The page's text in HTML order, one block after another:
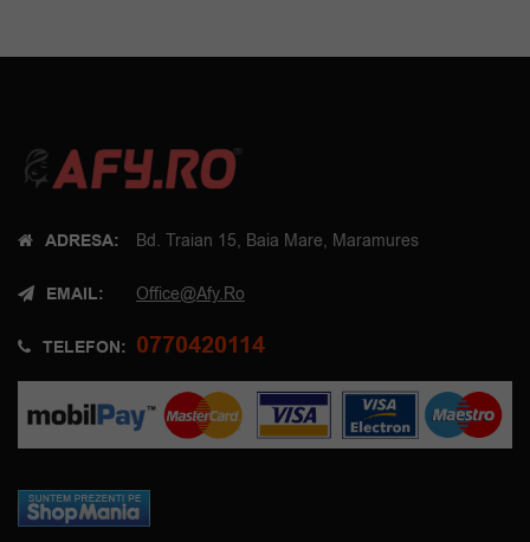
ADRESA: Bd. Traian 15, Baia Mare, Maramures
EMAIL: Office@afy.ro
TELEFON: 0770420114